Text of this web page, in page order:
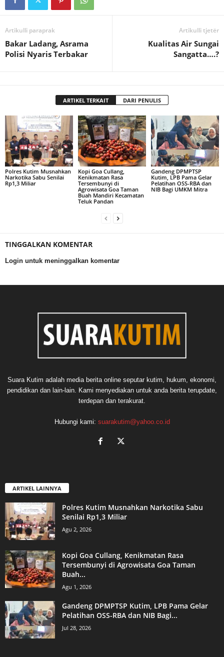
Artikulli paraprak
Bakar Ladang, Asrama
Polisi Nyaris Terbakar
Artikulli tjetër
Kualitas Air Sungai
Sangatta….?
ARTIKEL TERKAIT DARI PENULIS
Polres Kutim Musnahkan
Narkotika Sabu Senilai
Rp1,3 Miliar
Kopi Goa Cullang,
Kenikmatan Rasa
Tersembunyi di
Agrowisata Goa Taman
Buah Mandiri Kecamatan
Teluk Pandan
Gandeng DPMPTSP
Kutim, LPB Pama Gelar
Pelatihan OSS-RBA dan
NIB Bagi UMKM Mitra
TINGGALKAN KOMENTAR
Login untuk meninggalkan komentar
Suara Kutim adalah media berita online seputar kutim, hukum, ekonomi,
pendidikan dan lain-lain. Kami menyediakan untuk anda berita terupdate,
terdepan dan terakurat.
Hubungi kami: suarakutim@yahoo.co.id
ARTIKEL LAINNYA
Polres Kutim Musnahkan Narkotika Sabu
Senilai Rp1,3 Miliar
Agu 2, 2026
Kopi Goa Cullang, Kenikmatan Rasa
Tersembunyi di Agrowisata Goa Taman
Buah...
Agu 1, 2026
Gandeng DPMPTSP Kutim, LPB Pama Gelar
Pelatihan OSS-RBA dan NIB Bagi...
Jul 28, 2026